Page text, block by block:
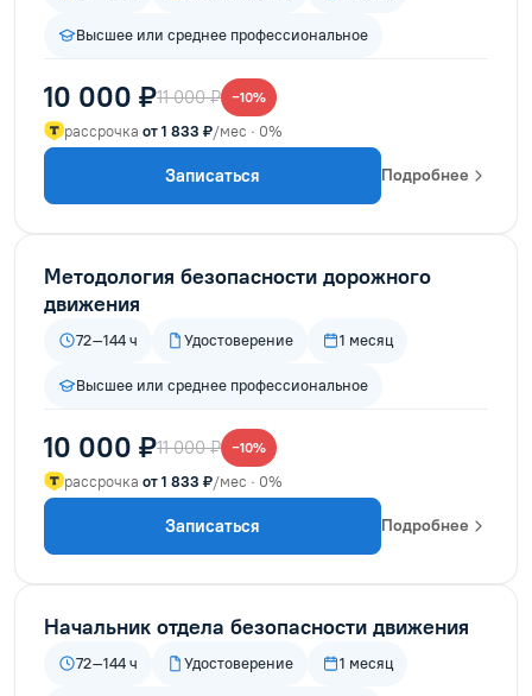
Высшее или среднее профессиональное
10 000 ₽11 000 ₽ −10%
рассрочка от 1 833 ₽/мес · 0%
Записаться Подробнее
Методология безопасности дорожного
движения
72–144 ч Удостоверение 1 месяц
Высшее или среднее профессиональное
10 000 ₽11 000 ₽ −10%
рассрочка от 1 833 ₽/мес · 0%
Записаться Подробнее
Начальник отдела безопасности движения
72–144 ч Удостоверение 1 месяц